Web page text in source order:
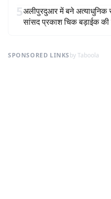
5अलीपुरदुआर में बने अत्याधुनिक
सांसद प्रकाश चिक बड़ाईक की
SPONSORED LINKSby Taboola